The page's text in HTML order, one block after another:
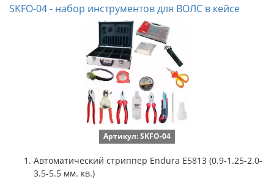
SKFO-04 - набор инструментов для ВОЛС в кейсе
Артикул: SKFO-04
Автоматический стриппер Endura E5813 (0.9-1.25-2.0-
3.5-5.5 мм. кв.)